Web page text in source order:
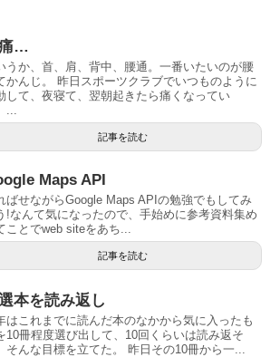
…
うか、首、肩、背中、腰通。一番いたいのが腰
かんじ。 昨日スポーツクラブでいつものように
して、夜寝て、翌朝起きたら痛くなってい
...
記事を読む
Maps API
ばせながらGoogle Maps APIの勉強でもしてみ
!なんて気になったので、手始めに参考資料集め
ことでweb siteをあち...
記事を読む
本を読み返し
はこれまでに読んだ本のなかから気に入ったも
10冊程度選び出して、10回くらいは読み返そ
そんな目標を立てた。 昨日その10冊から一...